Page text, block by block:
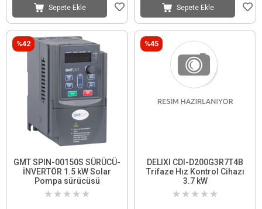
Sepete Ekle Sepete Ekle
GMT SPIN-00150S SÜRÜCÜ-
İNVERTÖR 1.5 kW Solar
Pompa sürücüsü
★ ★ ★ ★ ★
%42
DELIXI CDI-D200G3R7T4B
Trifaze Hız Kontrol Cihazı
3.7 kW
★ ★ ★ ★ ★
%45